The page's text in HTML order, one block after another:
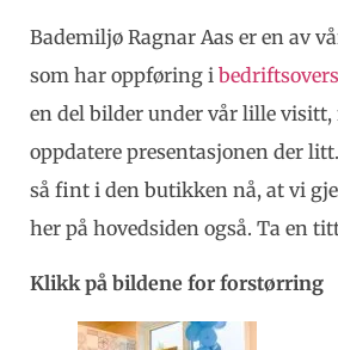
Bademiljø Ragnar Aas er en av
som har oppføring i
en del bilder under vår lille visitt,
oppdatere presentasjonen der
så fint i den butikken nå, at vi
her på hovedsiden også. Ta en
Klikk på bildene for forstørring